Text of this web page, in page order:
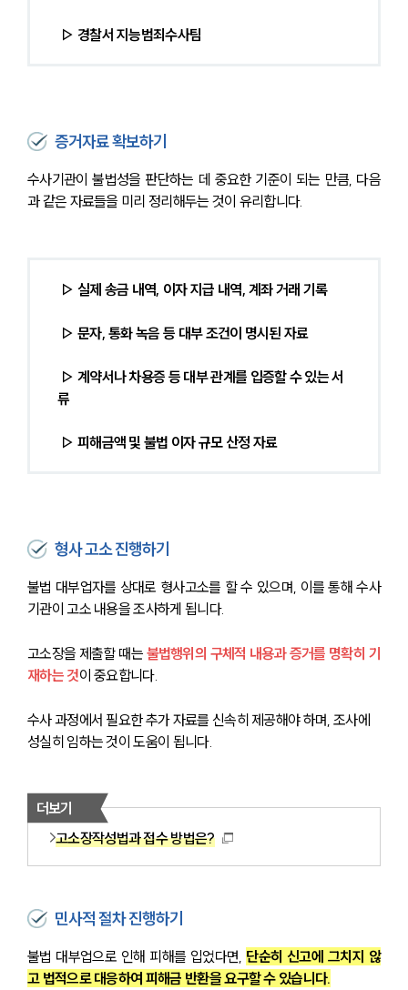
▷ 경찰서 지능범죄수사팀
증거자료 확보하기
수사기관이 불법성을 판단하는 데 중요한 기준이 되는 만큼, 다음
과 같은 자료들을 미리 정리해두는 것이 유리합니다.
▷ 실제 송금 내역, 이자 지급 내역, 계좌 거래 기록
▷ 문자, 통화 녹음 등 대부 조건이 명시된 자료
류
▷ 피해금액 및 불법 이자 규모 산정 자료
형사 고소 진행하기
불법 대부업자를 상대로 형사고소를 할 수 있으며, 이를 통해 수사
기관이 고소 내용을 조사하게 됩니다.
고소장을 제출할 때는 불법행위의 구체적 내용과 증거를 명확히 기
재하는 것이 중요합니다.
수사 과정에서 필요한 추가 자료를 신속히 제공해야 하며, 조사에
성실히 임하는 것이 도움이 됩니다.
더보기
고소장작성법과 접수 방법은?
민사적 절차 진행하기
불법 대부업으로 인해 피해를 입었다면, 단순히 신고에 그치지 않
고 법적으로 대응하여 피해금 반환을 요구할 수 있습니다.